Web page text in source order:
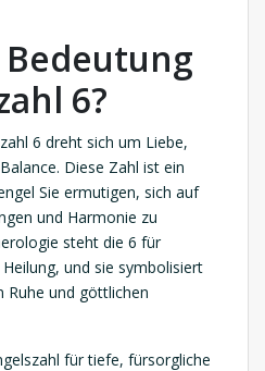
6?
6 dreht sich um Liebe,
Diese Zahl ist ein
Sie ermutigen, sich auf
und Harmonie zu
steht die 6 für
und sie symbolisiert
Ruhe und göttlichen
für tiefe, fürsorgliche